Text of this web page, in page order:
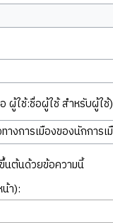
ผู้ใช้:ชื่อผู้ใช้ สำหรับผู้ใช้):
นต้นด้วยข้อความนี้
า):